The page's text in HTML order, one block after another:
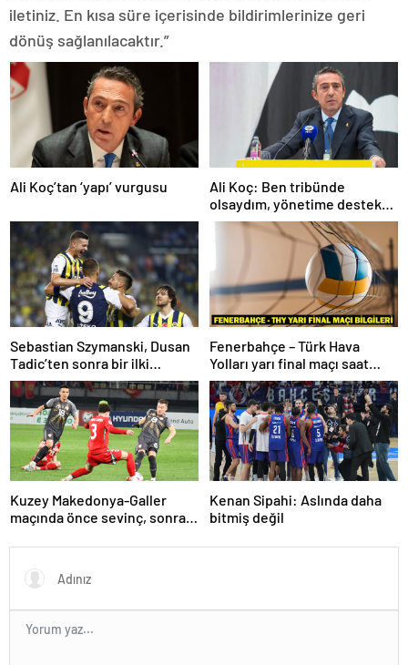
iletiniz. En kısa süre içerisinde bildirimlerinize geri
dönüş sağlanılacaktır.”
Ali Koç’tan ‘yapı’ vurgusu
Ali Koç: Ben tribünde
olsaydım, yönetime destek
olurdum
Sebastian Szymanski, Dusan
Tadic’ten sonra bir ilki
gerçekleştirecek
Fenerbahçe – Türk Hava
Yolları yarı final maçı saat
kaçta, hangi kanalda? Kupa
Voley dörtlü final heyecanı!
Kuzey Makedonya-Galler
maçında önce sevinç, sonra
Kenan Sipahi: Aslında daha
bitmiş değil